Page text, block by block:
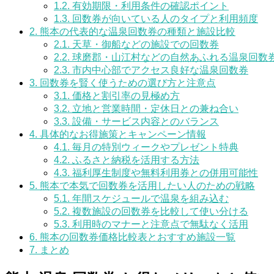
1.2. 有効期限・利用条件の確認ポイント
1.3. 回数券が向いている人のタイプと利用頻度
2. 熊本の代表的な温泉回数券の種類と施設比較
2.1. 天草・御船などの施設での回数券
2.2. 球磨郡・山江村などの自然あふれる温泉回数
2.3. 市内中心部でアクセス良好な温泉回数券
3. 回数券を賢く使うための選び方と注意点
3.1. 価格と割引率の見極め方
3.2. 立地と営業時間・定休日との兼ね合い
3.3. 設備・サービス内容とのバランス
4. 具体的なお得施策とキャンペーン情報
4.1. 毎月の特別ウィークやプレゼント特典
4.2. ふるさと納税を活用する方法
4.3. 福利厚生制度や無料利用券との併用可能性
5. 熊本で本気で回数券を活用したい人のための戦略
5.1. 年間スケジュールで温泉を組み込む
5.2. 複数施設の回数券を比較して使い分ける
5.3. 利用時のマナーと注意点で無駄なく活用
6. 熊本の回数券価格比較表とおすすめ施設一覧
7. まとめ